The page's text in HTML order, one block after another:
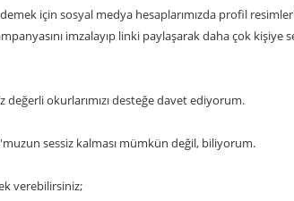
için sosyal medya hesaplarımızda profil
imzalayıp linki paylaşarak daha çok kişiye
değerli okurlarımızı desteğe davet ediyorum.
sessiz kalması mümkün değil, biliyorum.
verebilirsiniz;